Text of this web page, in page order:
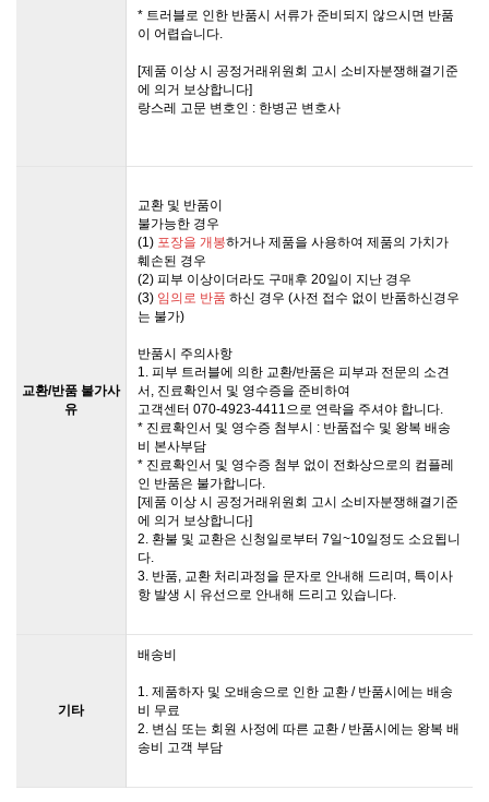
* 트러블로 인한 반품시 서류가 준비되지 않으시면 반품
이 어렵습니다.
[제품 이상 시 공정거래위원회 고시 소비자분쟁해결기준
에 의거 보상합니다]
랑스레 고문 변호인 : 한병곤 변호사
교환/반품 불가사
유
교환 및 반품이
불가능한 경우
(1) 포장을 개봉하거나 제품을 사용하여 제품의 가치가
훼손된 경우
(2) 피부 이상이더라도 구매후 20일이 지난 경우
(3) 임의로 반품 하신 경우 (사전 접수 없이 반품하신경우
는 불가)
반품시 주의사항
1. 피부 트러블에 의한 교환/반품은 피부과 전문의 소견
서, 진료확인서 및 영수증을 준비하여
고객센터 070-4923-4411으로 연락을 주셔야 합니다.
* 진료확인서 및 영수증 첨부시 : 반품접수 및 왕복 배송
비 본사부담
* 진료확인서 및 영수증 첨부 없이 전화상으로의 컴플레
인 반품은 불가합니다.
[제품 이상 시 공정거래위원회 고시 소비자분쟁해결기준
에 의거 보상합니다]
2. 환불 및 교환은 신청일로부터 7일~10일정도 소요됩니
다.
3. 반품, 교환 처리과정을 문자로 안내해 드리며, 특이사
항 발생 시 유선으로 안내해 드리고 있습니다.
기타
배송비
1. 제품하자 및 오배송으로 인한 교환 / 반품시에는 배송
비 무료
2. 변심 또는 회원 사정에 따른 교환 / 반품시에는 왕복 배
송비 고객 부담